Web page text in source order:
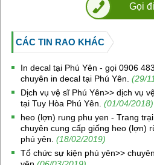
Gọi
CÁC TIN RAO KHÁC
In decal tại Phú Yên - gọi 0906
chuyên in decal tại Phú Yên. (29/
Dịch vụ vệ sĩ Phú Yên>> dịch vụ
tại Tuy Hòa Phú Yên. (01/04/2018)
heo (lợn) rung phu yen - Trang
chuyên cung cấp giống heo (lợn)
phú yên. (18/02/2019)
Tổ chức sự kiện phú yên>>